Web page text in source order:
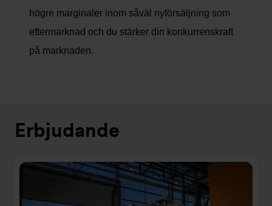
högre marginaler inom såväl nyförsäljning som
eftermarknad och du stärker din konkurrenskraft
på marknaden.
Erbjudande